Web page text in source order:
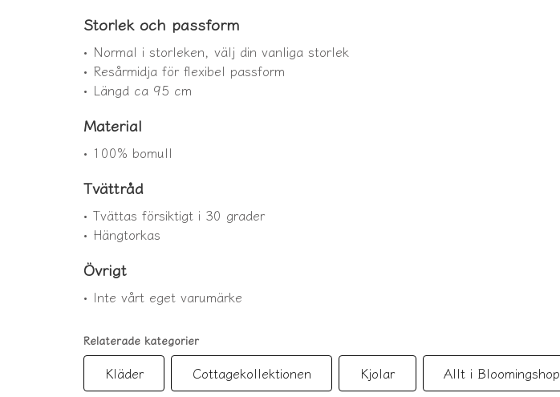
Storlek och passform
• Normal i storleken, välj din vanliga storlek
• Resårmidja för flexibel passform
• Längd ca 95 cm
Material
• 100% bomull
Tvättråd
• Tvättas försiktigt i 30 grader
• Hängtorkas
Övrigt
• Inte vårt eget varumärke
Relaterade kategorier
Kläder Cottagekollektionen Kjolar Allt i Bloomingshop